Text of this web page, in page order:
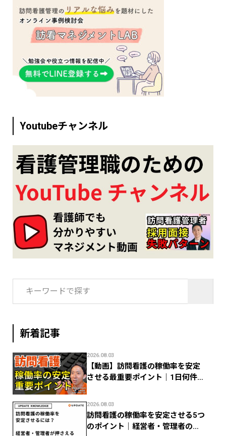
Youtubeチャンネル
新着記事
2026.08.03
【動画】訪問看護の稼働率を安定
させる最重要ポイント｜1日何件で
2026.08.03
訪問看護の稼働率を安定させる5つ
のポイント｜経営者・管理者のた